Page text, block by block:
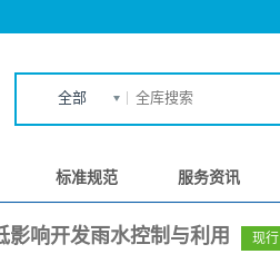
全部
标准规范 服务资讯
影响开发雨水控制与利用 现行